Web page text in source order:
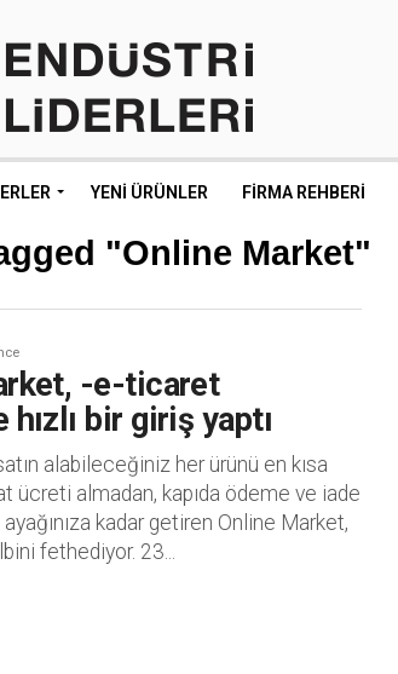
YENI ÜRÜNLER FIRMA REHBERI
"Online Market"
-e-ticaret
bir giriş yaptı
alabileceğiniz her ürünü en kısa
ücreti almadan, kapıda ödeme ve iade
kadar getiren Online Market,
fethediyor. 23...